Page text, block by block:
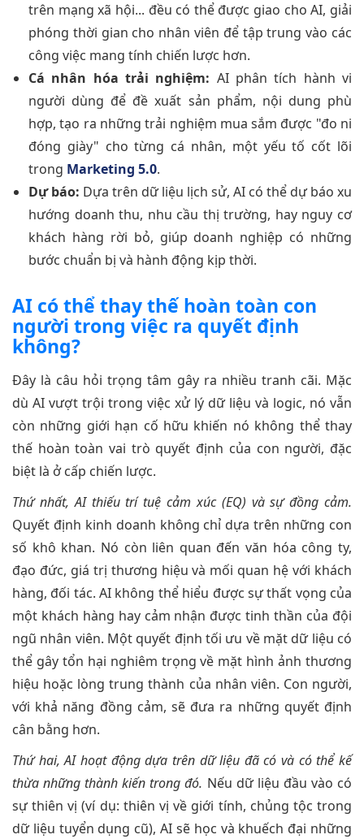
trên mạng xã hội... đều có thể được giao cho AI, giải
phóng thời gian cho nhân viên để tập trung vào các
công việc mang tính chiến lược hơn.
Cá nhân hóa trải nghiệm: AI phân tích hành vi
người dùng để đề xuất sản phẩm, nội dung phù
hợp, tạo ra những trải nghiệm mua sắm được "đo ni
đóng giày" cho từng cá nhân, một yếu tố cốt lõi
trong Marketing 5.0.
Dự báo: Dựa trên dữ liệu lịch sử, AI có thể dự báo xu
hướng doanh thu, nhu cầu thị trường, hay nguy cơ
khách hàng rời bỏ, giúp doanh nghiệp có những
bước chuẩn bị và hành động kịp thời.
AI có thể thay thế hoàn toàn con
người trong việc ra quyết định
không?
Đây là câu hỏi trọng tâm gây ra nhiều tranh cãi. Mặc
dù AI vượt trội trong việc xử lý dữ liệu và logic, nó vẫn
còn những giới hạn cố hữu khiến nó không thể thay
thế hoàn toàn vai trò quyết định của con người, đặc
biệt là ở cấp chiến lược.
Thứ nhất, AI thiếu trí tuệ cảm xúc (EQ) và sự đồng cảm.
Quyết định kinh doanh không chỉ dựa trên những con
số khô khan. Nó còn liên quan đến văn hóa công ty,
đạo đức, giá trị thương hiệu và mối quan hệ với khách
hàng, đối tác. AI không thể hiểu được sự thất vọng của
một khách hàng hay cảm nhận được tinh thần của đội
ngũ nhân viên. Một quyết định tối ưu về mặt dữ liệu có
thể gây tổn hại nghiêm trọng về mặt hình ảnh thương
hiệu hoặc lòng trung thành của nhân viên. Con người,
với khả năng đồng cảm, sẽ đưa ra những quyết định
cân bằng hơn.
Thứ hai, AI hoạt động dựa trên dữ liệu đã có và có thể kế
thừa những thành kiến trong đó. Nếu dữ liệu đầu vào có
sự thiên vị (ví dụ: thiên vị về giới tính, chủng tộc trong
dữ liệu tuyển dụng cũ), AI sẽ học và khuếch đại những